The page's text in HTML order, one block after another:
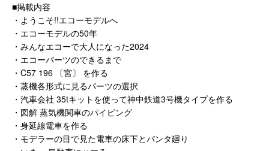
■掲載内容
・ようこそ!!エコーモデルへ
・エコーモデルの50年
・みんなエコーで大人になった2024
・エコーパーツのできるまで
・C57 196 〔宮〕 を作る
・蒸機各形式に見るパーツの選択
・汽車会社 35tキットを使って神中鉄道3号機タイプを作る
・図解 蒸気機関車のパイピング
・身延線電車を作る
・モデラーの目で見た電車の床下とパンタ廻り